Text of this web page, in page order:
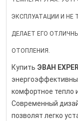
ЭКСПЛУАТАЦИИ И НЕ
ДЕЛАЕТ ЕГО
ОТОПЛЕНИЯ.
Купить ЭВАН
комфортное тепло
Современный
позволят легко